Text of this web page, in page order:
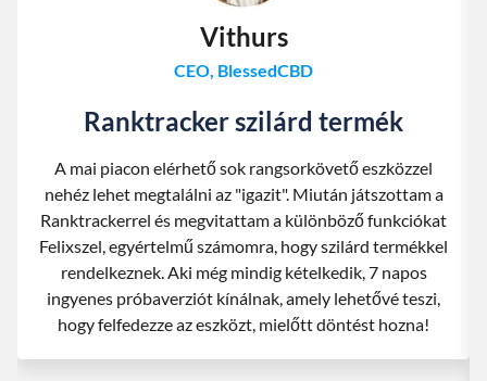
Vithurs
CEO, BlessedCBD
Ranktracker szilárd termék
A mai piacon elérhető sok rangsorkövető eszközzel
nehéz lehet megtalálni az "igazit". Miután játszottam a
Ranktrackerrel és megvitattam a különböző funkciókat
Felixszel, egyértelmű számomra, hogy szilárd termékkel
rendelkeznek. Aki még mindig kételkedik, 7 napos
ingyenes próbaverziót kínálnak, amely lehetővé teszi,
hogy felfedezze az eszközt, mielőtt döntést hozna!